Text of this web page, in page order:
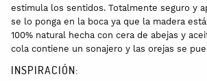
estimula los sentidos. Totalmente seguro y
se lo ponga en la boca ya que la madera
100% natural hecha con cera de abejas y
cola contiene un sonajero y las orejas se
INSPIRACIÓN: